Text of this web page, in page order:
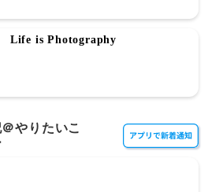
Life is Photography
やりたいこ